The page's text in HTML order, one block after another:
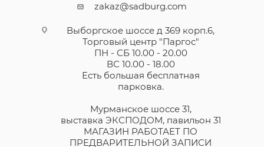
zakaz@sadburg.com
Выборгское шоссе д 369 корп.6,
Торговый центр "Паргос"
ПН - СБ 10.00 - 20.00
ВС 10.00 - 18.00
Есть большая бесплатная
парковка.
Мурманское шоссе 31,
выставка ЭКСПОДОМ, павильон 31
МАГАЗИН РАБОТАЕТ ПО
ПРЕДВАРИТЕЛЬНОЙ ЗАПИСИ